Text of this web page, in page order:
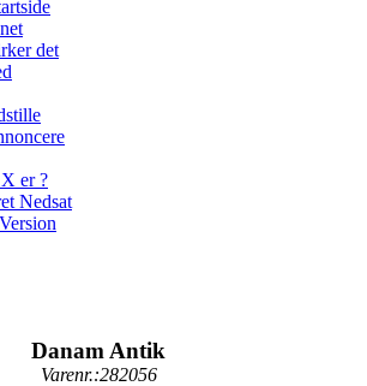
det
er ?
Nedsat
Danam Antik
Varenr.:282056